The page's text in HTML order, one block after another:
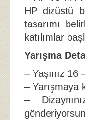
HP dizüstü
tasarımı
katılımlar
Yarışma
– Yaşınız 16
– Yarışmaya
–